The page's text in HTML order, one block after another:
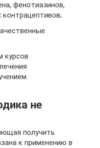
фенотиазинов,
курсов
не
получить
к применению в